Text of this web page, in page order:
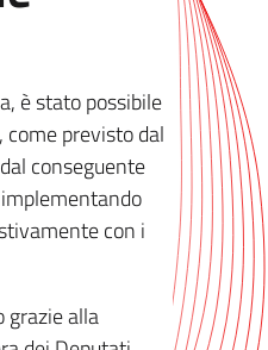
è stato possibile
previsto dal
conseguente
con i
grazie alla